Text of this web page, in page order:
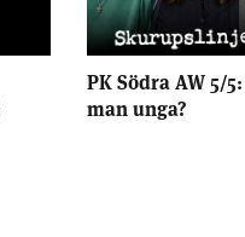
PK Södra AW 5/
man unga?